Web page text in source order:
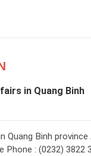
in Quang Binh
Binh province
: (0232) 3822